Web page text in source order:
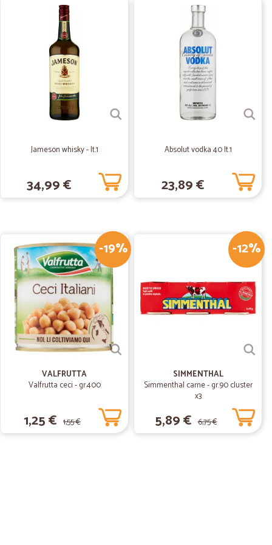
nei miei negozi di vicinato, prezzi nella media
31/05/2020
durante la consegna, risolto immediatamente
in maniera maniacale all’interno delle scatole.
speciale
!
ed imballo molto curato. eccellente.
Jameson whisky - lt.1
34,99 €
Absolut vodka 40 lt.1
23,89 €
-19%
VALFRUTTA
Valfrutta ceci - gr.400
1,25 € 1,55 €
-12%
SIMMENTHAL
Simmenthal carne - gr.90 cluster
x3
5,89 € 6,75 €